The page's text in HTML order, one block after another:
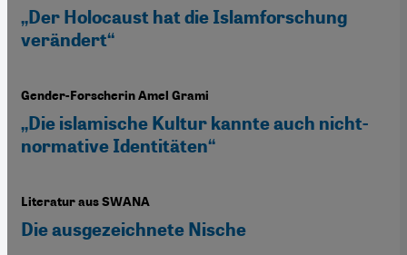
„Der Holocaust hat die Islamforschung
verändert“
Gender-Forscherin Amel Grami
„Die islamische Kultur kannte auch nicht-
normative Identitäten“
Literatur aus SWANA
Die ausgezeichnete Nische